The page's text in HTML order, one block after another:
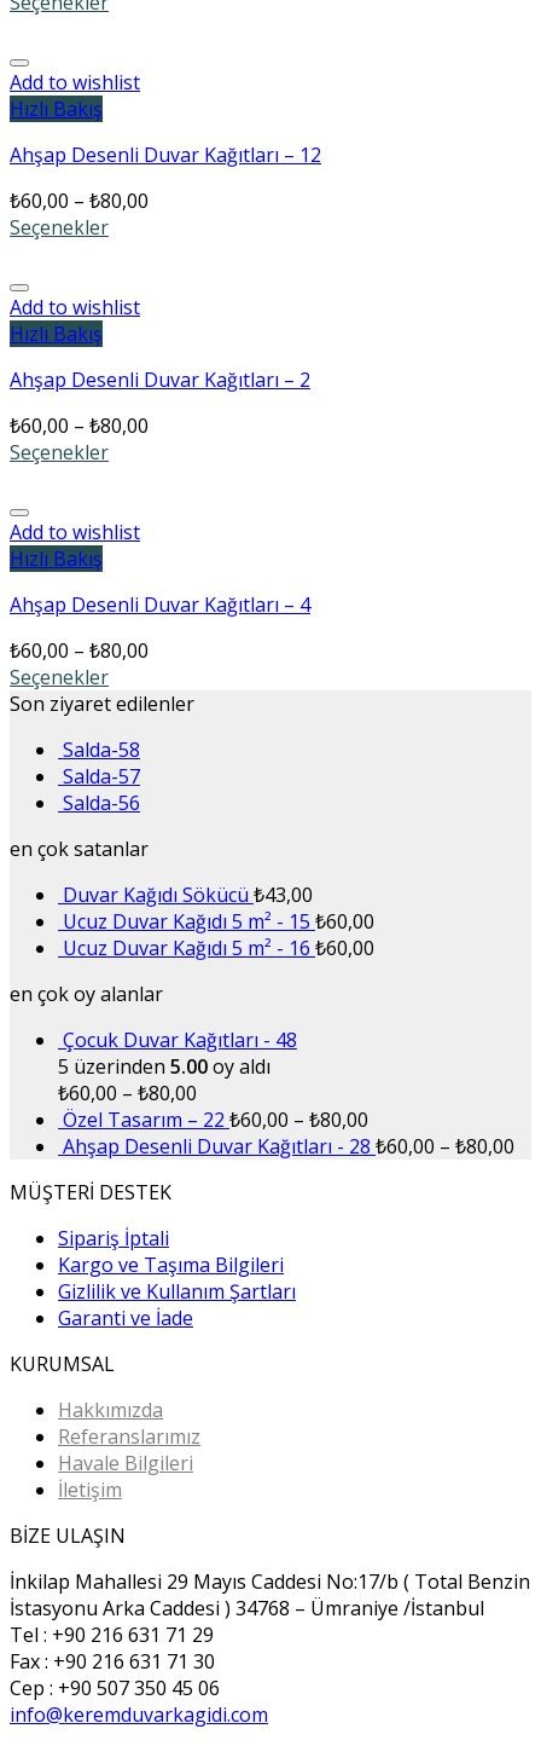
Add to wishlist
Hızlı Bakış
Ahşap Desenli Duvar Kağıtları – 12
₺60,00 – ₺80,00
Seçenekler
Add to wishlist
Hızlı Bakış
Ahşap Desenli Duvar Kağıtları – 2
₺60,00 – ₺80,00
Seçenekler
Add to wishlist
Hızlı Bakış
Ahşap Desenli Duvar Kağıtları – 4
₺60,00 – ₺80,00
Seçenekler
Son ziyaret edilenler
Salda-58
Salda-57
Salda-56
en çok satanlar
Duvar Kağıdı Sökücü ₺43,00
Ucuz Duvar Kağıdı 5 m² - 15 ₺60,00
Ucuz Duvar Kağıdı 5 m² - 16 ₺60,00
en çok oy alanlar
Çocuk Duvar Kağıtları - 48
5 üzerinden 5.00oy aldı
₺60,00 – ₺80,00
Özel Tasarım – 22 ₺60,00 – ₺80,00
Ahşap Desenli Duvar Kağıtları - 28 ₺60,00 – ₺80,00
MÜŞTERİ DESTEK
Sipariş İptali
Kargo ve Taşıma Bilgileri
Gizlilik ve Kullanım Şartları
Garanti ve İade
KURUMSAL
Hakkımızda
Referanslarımız
Havale Bilgileri
İletişim
BİZE ULAŞIN
İnkilap Mahallesi 29 Mayıs Caddesi No:17/b ( Total Benzin
İstasyonu Arka Caddesi ) 34768 – Ümraniye /İstanbul
Tel : +90 216 631 71 29
Fax : +90 216 631 71 30
Cep : +90 507 350 45 06
info@keremduvarkagidi.com